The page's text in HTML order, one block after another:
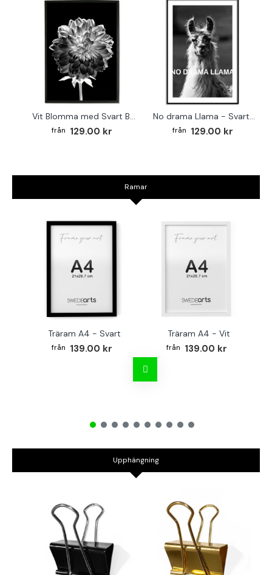
Vit Blomma med Svart Bakgrund - Svartvit Tavla
129.00 kr
No drama Llama - Svartvit poster
129.00 kr
Ramar
Träram A4 - Svart
139.00 kr
Träram A4 - Vit
139.00 kr
Upphängning